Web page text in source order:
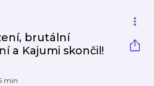
brutální
a Kajumi skončil!
min